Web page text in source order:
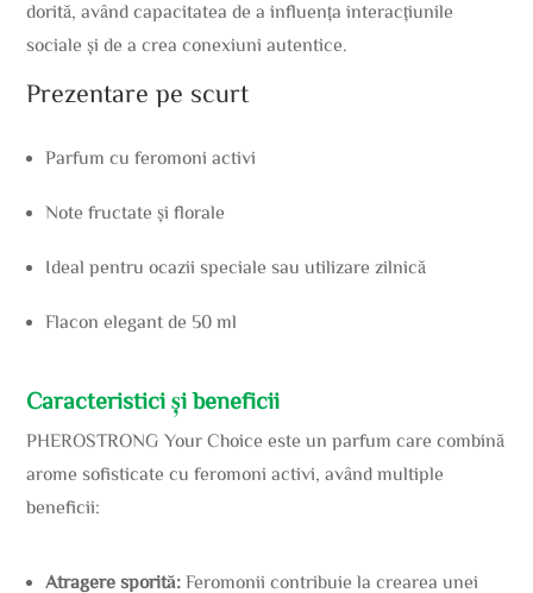
dorită, având capacitatea de a influența interacțiunile
sociale și de a crea conexiuni autentice.
Prezentare pe scurt
Parfum cu feromoni activi
Note fructate și florale
Ideal pentru ocazii speciale sau utilizare zilnică
Flacon elegant de 50 ml
Caracteristici și beneficii
PHEROSTRONG Your Choice este un parfum care combină
arome sofisticate cu feromoni activi, având multiple
beneficii:
Atragere sporită: Feromonii contribuie la crearea unei